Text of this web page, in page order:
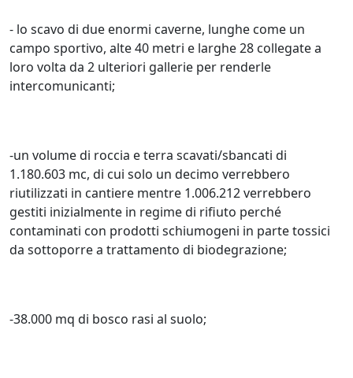
- lo scavo di due enormi caverne, lunghe come un
campo sportivo, alte 40 metri e larghe 28 collegate a
loro volta da 2 ulteriori gallerie per renderle
intercomunicanti;
-un volume di roccia e terra scavati/sbancati di
1.180.603 mc, di cui solo un decimo verrebbero
riutilizzati in cantiere mentre 1.006.212 verrebbero
gestiti inizialmente in regime di rifiuto perché
contaminati con prodotti schiumogeni in parte tossici
da sottoporre a trattamento di biodegrazione;
-38.000 mq di bosco rasi al suolo;